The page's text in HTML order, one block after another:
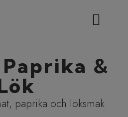
&
paprika och löksmak